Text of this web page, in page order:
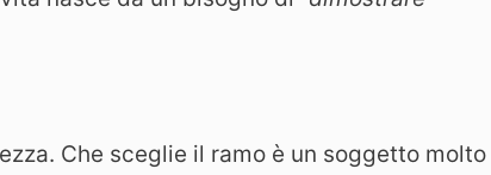
Che sceglie il ramo è un soggetto molto